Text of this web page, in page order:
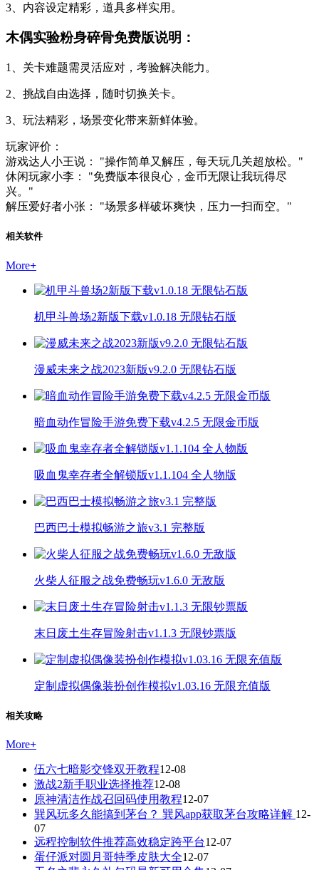
3、内容设定精彩，道具多样实用。
木偶实验粉身碎骨免费版说明：
1、关卡难题需灵活应对，考验解决能力。
2、挑战自由选择，随时切换关卡。
3、玩法精彩，场景变化带来新鲜体验。
玩家评价：
游戏达人小王说：
"操作简单又解压，每天玩几关超放松。"
休闲玩家小李：
"免费版本很良心，金币无限让我玩得尽
兴。"
解压爱好者小张：
"场景多样破坏爽快，压力一扫而空。"
相关软件
More+
机甲斗兽场2新版下载v1.0.18 无限钻石版
漫威未来之战2023新版v9.2.0 无限钻石版
暗血动作冒险手游免费下载v4.2.5 无限金币版
吸血鬼幸存者全解锁版v1.1.104 全人物版
巴西巴士模拟畅游之旅v3.1 完整版
火柴人征服之战免费畅玩v1.6.0 无敌版
末日废土生存冒险射击v1.1.3 无限钞票版
定制虚拟偶像装扮创作模拟v1.03.16 无限充值版
相关攻略
More+
伍六七暗影交锋双开教程12-08
激战2新手职业选择推荐12-08
原神清洁作战召回码使用教程12-07
巽风玩多久能搞到茅台？ 巽风app获取茅台攻略详解 12-
07
远程控制软件推荐高效稳定跨平台12-07
蛋仔派对圆月哥特季皮肤大全12-07